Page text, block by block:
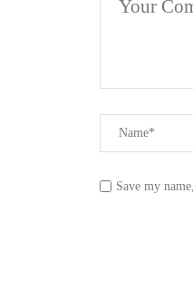
Save my